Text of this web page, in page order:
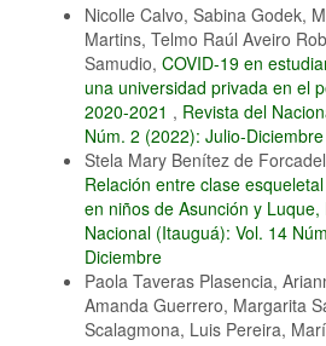
Nicolle Calvo, Sabina Godek,
Martins, Telmo Raúl Aveiro
Samudio, COVID-19 en
una universidad privada en el
2020-2021 , Revista del
Núm. 2 (2022): Julio-Diciembre
Stela Mary Benítez de
Relación entre clase
en niños de Asunción y Luque,
Nacional (Itauguá): Vol. 14
Diciembre
Paola Taveras Plasencia,
Amanda Guerrero, Margarita
Scalagmona, Luis Pereira,